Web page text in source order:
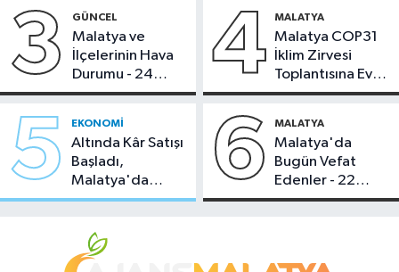
3 GÜNCEL
Malatya ve
İlçelerinin Hava
Durumu - 24
Temmuz 2026
4 MALATYA
Malatya COP31
İklim Zirvesi
Toplantısına Ev
Sahipliği Yaptı
5 EKONOMI
Altında Kâr Satışı
Başladı,
Malatya'da
Makas Ne
6 MALATYA
Malatya'da
Bugün Vefat
Edenler - 22
Temmuz 2026